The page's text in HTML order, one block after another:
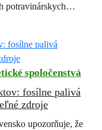
potravinárskych
vyvolávajú
spoločenstvá
fosílne palivá
zdroje
upozorňuje, že